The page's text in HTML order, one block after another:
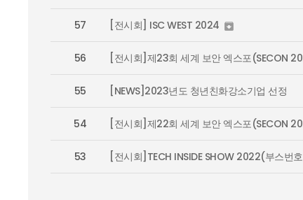
57 [전시회] ISC WEST 2024 
56 [전시회]제23회 세계 보안 엑스포(SECON
55 [NEWS]2023년도 청년친화강소기업 선정
54 [전시회]제22회 세계 보안 엑스포(SECON
53 [전시회]TECH INSIDE SHOW 2022(부스번